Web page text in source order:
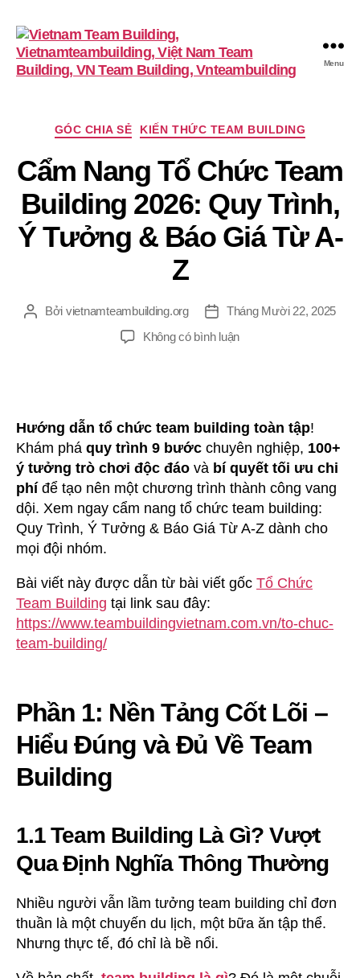
VietnamTeambuilding
Menu
Chuyên
GÓC CHIA SẺ KIẾN THỨC TEAM BUILDING
Cẩm Nang Tổ Chức Team
Building 2026: Quy Trình,
Ý Tưởng & Báo Giá Từ A-
Z
TácBởi vietnamteambuilding.org
Ngày
đăng
Tháng Mười 22, 2025
Không có bình luậnở
Team
Building
2026:
Quy
Trình,
Ý
Tưởng
Giá
A-
Hướng dẫn tổ chức team building toàn tập!
Khám phá quy trình 9 bước chuyên nghiệp, 100+
ý tưởng trò chơi độc đáo và bí quyết tối ưu chi
phíđể tạo nên một chương trình thành công vang
dội. Xem ngay cẩm nang tổ chức team building:
Quy Trình, Ý Tưởng & Báo Giá Từ A-Z dành cho
mọi đội nhóm.
Bài viết này được dẫn từ bài viết gốc Tổ Chức
Team Building tại link sau đây:
https://www.teambuildingvietnam.com.vn/to-chuc-
team-building/
Phần 1: Nền Tảng Cốt Lõi –
Hiểu Đúng và Đủ Về Team
Building
1.1 Team Building Là Gì? Vượt
Qua Định Nghĩa Thông Thường
Nhiều người vẫn lầm tưởng team building chỉ đơn
thuần là một chuyến du lịch, một bữa ăn tập thể.
Nhưng thực tế, đó chỉ là bề nổi.